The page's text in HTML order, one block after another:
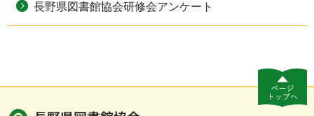
長野県図書館協会研修会アンケート